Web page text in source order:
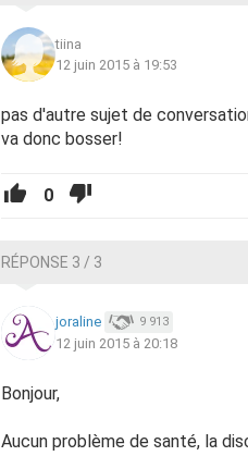
tiina
12 juin 2015 à 19:53
pas d'autre sujet de
va donc bosser!
0
RÉPONSE 3 / 3
joraline 9 913
12 juin 2015 à 20:18
Bonjour,
Aucun problème de santé, la